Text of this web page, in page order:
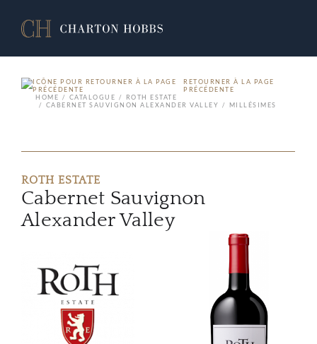
RETOURNER À LA PAGE
PRÉCÉDENTE
HOME
CATALOGUE
ROTH ESTATE
CABERNET SAUVIGNON ALEXANDER VALLEY
MILLÉSIMES
ROTH ESTATE
Cabernet Sauvignon
Alexander Valley